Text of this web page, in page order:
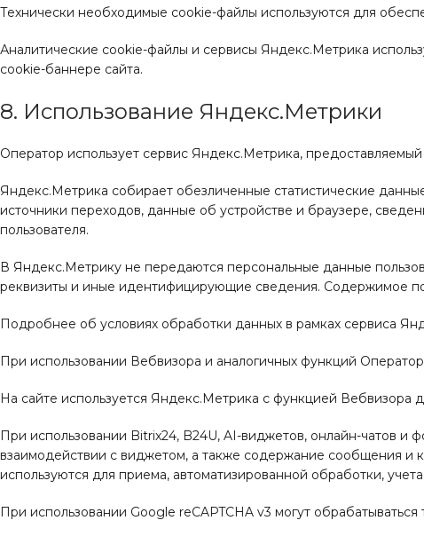
Технически необходимые cookie-файлы используются для
Аналитические cookie-файлы и сервисы Яндекс.Метрика
cookie-баннере сайта.
8. Использование Яндекс.Метрики
Оператор использует сервис Яндекс.Метрика,
Яндекс.Метрика собирает обезличенные статистические
источники переходов, данные об устройстве и браузере,
пользователя.
В Яндекс.Метрику не передаются персональные данные
реквизиты и иные идентифицирующие сведения. Содержимое
Подробнее об условиях обработки данных в рамках сервиса
При использовании Вебвизора и аналогичных функций
На сайте используется Яндекс.Метрика с функцией Вебвизора
При использовании Bitrix24, B24U, AI-виджетов, онлайн-чатов и
взаимодействии с виджетом, а также содержание сообщения и
используются для приема, автоматизированной обработки,
При использовании Google reCAPTCHA v3 могут